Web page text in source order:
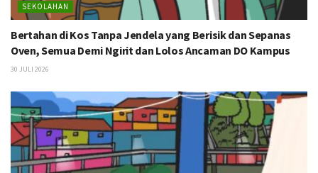
SEKOLAHAN
Bertahan di Kos Tanpa Jendela yang Berisik dan Sepanas
Oven, Semua Demi Ngirit dan Lolos Ancaman DO Kampus
30 JULI 2026